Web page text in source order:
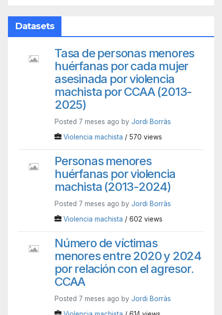
Datasets
Tasa de personas menores
huérfanas por cada mujer
asesinada por violencia
machista por CCAA (2013-
2025)
Posted 7 meses ago by Jordi Borràs
Violencia machista / 570 views
Personas menores
huérfanas por violencia
machista (2013-2024)
Posted 7 meses ago by Jordi Borràs
Violencia machista / 602 views
Número de víctimas
menores entre 2020 y 2024
por relación con el agresor.
CCAA
Posted 7 meses ago by Jordi Borràs